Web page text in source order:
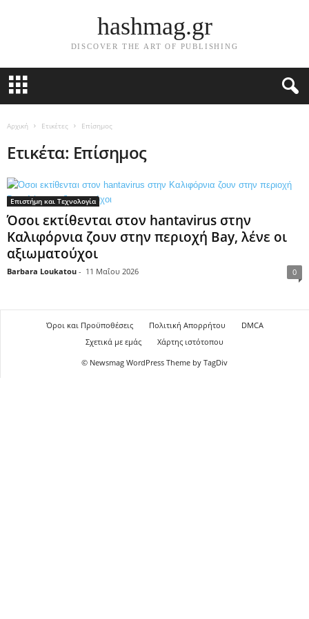
hashmag.gr
DISCOVER THE ART OF PUBLISHING
Αρχική Ετικέτες Επίσημος
Ετικέτα: Επίσημος
Επιστήμη και Τεχνολογία
Όσοι εκτίθενται στον hantavirus στην
Καλιφόρνια ζουν στην περιοχή Bay, λένε οι
αξιωματούχοι
Barbara Loukatou - 11 Μαΐου 2026 0
Όροι και Προϋποθέσεις Πολιτική Απορρήτου
DMCA
Σχετικά με εμάς
Χάρτης ιστότοπου
© Newsmag WordPress Theme by TagDiv